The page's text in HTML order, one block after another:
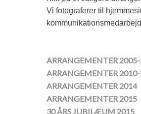
Vi fotograferer til
ARRANGEMENTER
ARRANGEMENTER
ARRANGEMENTER 2014
ARRANGEMENTER 2015
30 ÅRS JUBILÆUM 2015